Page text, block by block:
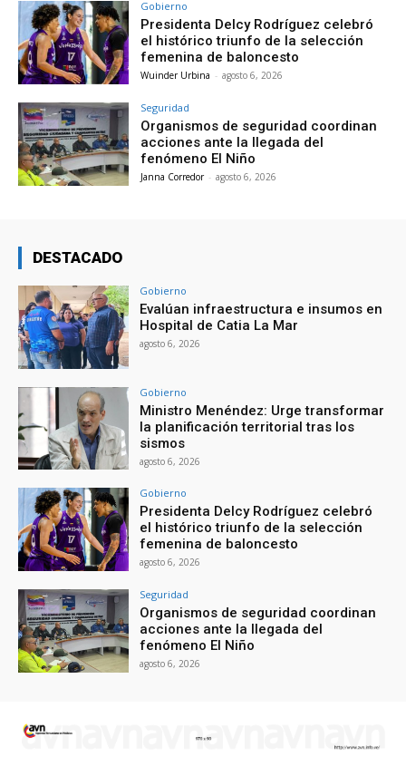
Gobierno
Presidenta Delcy Rodríguez celebró
el histórico triunfo de la selección
femenina de baloncesto
Wuinder Urbina - agosto 6, 2026
Seguridad
Organismos de seguridad coordinan
acciones ante la llegada del
fenómeno El Niño
Janna Corredor - agosto 6, 2026
DESTACADO
Gobierno
Evalúan infraestructura e insumos en
Hospital de Catia La Mar
agosto 6, 2026
Gobierno
Ministro Menéndez: Urge transformar
la planificación territorial tras los
sismos
agosto 6, 2026
Gobierno
Presidenta Delcy Rodríguez celebró
el histórico triunfo de la selección
femenina de baloncesto
agosto 6, 2026
Seguridad
Organismos de seguridad coordinan
acciones ante la llegada del
fenómeno El Niño
agosto 6, 2026